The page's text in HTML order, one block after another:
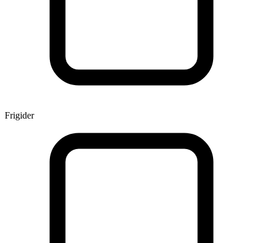
Frigider